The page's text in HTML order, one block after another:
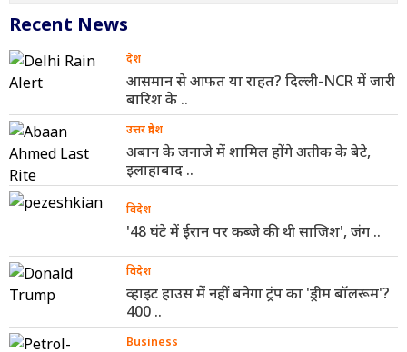
Recent News
देश
आसमान से आफत या राहत? दिल्ली-NCR में जारी
बारिश के ..
उत्तर प्रदेश
अबान के जनाजे में शामिल होंगे अतीक के बेटे,
इलाहाबाद ..
विदेश
'48 घंटे में ईरान पर कब्जे की थी साजिश', जंग ..
विदेश
व्हाइट हाउस में नहीं बनेगा ट्रंप का 'ड्रीम बॉलरूम'?
400 ..
Business